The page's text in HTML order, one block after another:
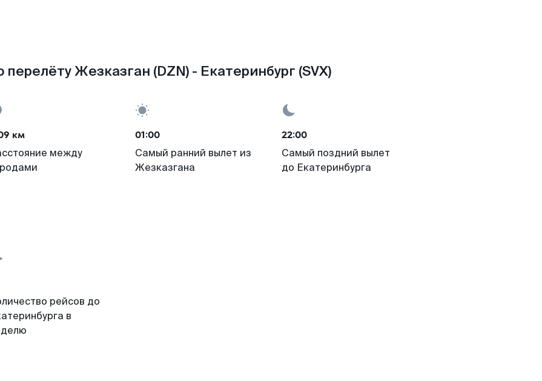
Жезказган (DZN) - Екатеринбург (SVX)
км
между
01:00
Самый ранний вылет из
Жезказгана
22:00
Самый поздний вылет
до Екатеринбурга
рейсов до
в